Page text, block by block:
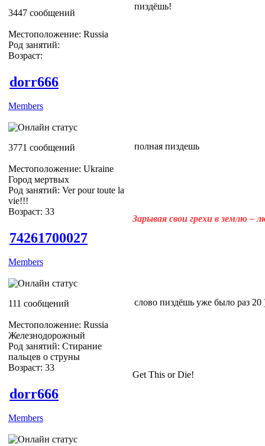
3447 сообщений
Местоположение: Russia
Род занятий:
Возраст:
пиздёшь!
dorr666
Members
3771 сообщений
Местоположение: Ukraine
Город мертвых
Род занятий: Ver pour toute la
vie!!!
Возраст: 33
полная пиздешь
Зарывая свои грехи в землю –
74261700027
Members
111 сообщений
Местоположение: Russia
Железнодорожный
Род занятий: Стирание
пальцев о струны
Возраст: 33
слово пиздёшь уже было раз 20
Get This or Die!
dorr666
Members